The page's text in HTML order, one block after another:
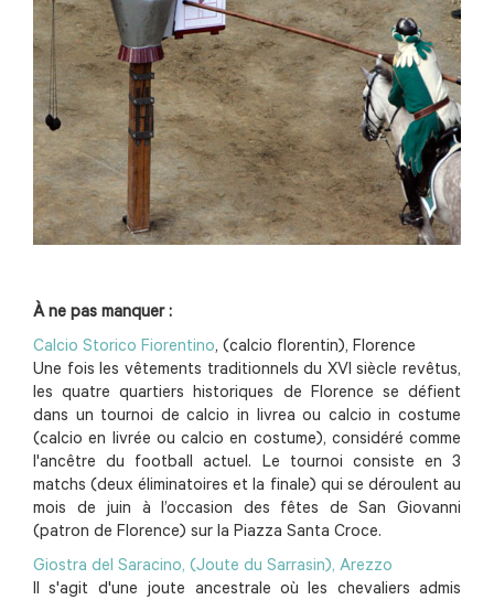
À ne pas manquer :
Calcio Storico Fiorentino, (calcio florentin), Florence
Une fois les vêtements traditionnels du XVI siècle revêtus,
les quatre quartiers historiques de Florence se défient
dans un tournoi de calcio in livrea ou calcio in costume
(calcio en livrée ou calcio en costume), considéré comme
l'ancêtre du football actuel. Le tournoi consiste en 3
matchs (deux éliminatoires et la finale) qui se déroulent au
mois de juin à l’occasion des fêtes de San Giovanni
(patron de Florence) sur la Piazza Santa Croce.
Giostra del Saracino, (Joute du Sarrasin), Arezzo
Il s'agit d'une joute ancestrale où les chevaliers admis